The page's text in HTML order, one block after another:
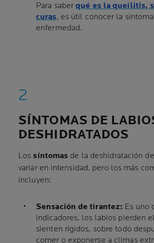
Para saber qué es la queilitis,
curas, es útil conocer la
enfermedad.
SÍNTOMAS DE
DESHIDRATADOS
Los síntomas de la deshidratación
variar en intensidad, pero los más
incluyen:
Sensación de tirantez: Es uno
indicadores, los labios pierden
sienten rígidos, sobre todo
comer o exponerse a climas